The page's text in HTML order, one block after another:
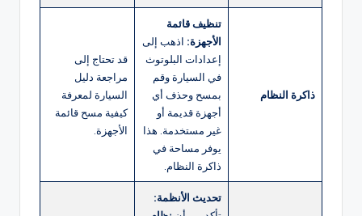
ذاكرة النظام
تنظيف قائمة
الأجهزة: اذهب إلى
إعدادات البلوتوث
في السيارة وقم
بمسح وحذف أي
أجهزة قديمة أو
غير مستخدمة. هذا
يوفر مساحة في
ذاكرة النظام.
قد تحتاج إلى
مراجعة دليل
السيارة لمعرفة
كيفية مسح قائمة
الأجهزة.
تحديث الأنظمة: